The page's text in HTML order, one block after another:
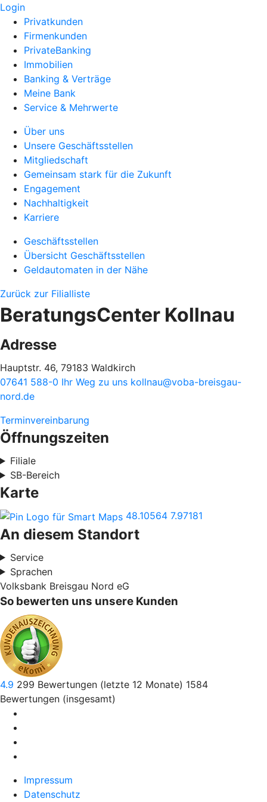
Login
Privatkunden
Firmenkunden
PrivateBanking
Immobilien
Banking & Verträge
Meine Bank
Service & Mehrwerte
Über uns
Unsere Geschäftsstellen
Mitgliedschaft
Gemeinsam stark für die Zukunft
Engagement
Nachhaltigkeit
Karriere
Geschäftsstellen
Übersicht Geschäftsstellen
Geldautomaten in der Nähe
Zurück zur Filialliste
BeratungsCenter Kollnau
Adresse
Hauptstr. 46, 79183 Waldkirch
07641 588-0 Ihr Weg zu uns kollnau@voba-breisgau-
nord.de
Terminvereinbarung
Öffnungszeiten
Filiale
SB-Bereich
Karte
48.10564 7.97181
An diesem Standort
Service
Sprachen
Volksbank Breisgau Nord eG
So bewerten uns unsere Kunden
4.9 299 Bewertungen (letzte 12 Monate) 1584
Bewertungen (insgesamt)
Impressum
Datenschutz